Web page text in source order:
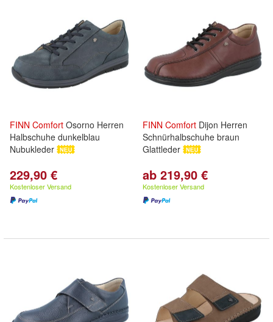
FINN Comfort Osorno Herren
Halbschuhe dunkelblau
Nubukleder
229,90 €
Kostenloser Versand
FINN Comfort Dijon Herren
Schnürhalbschuhe braun
Glattleder
ab 219,90 €
Kostenloser Versand